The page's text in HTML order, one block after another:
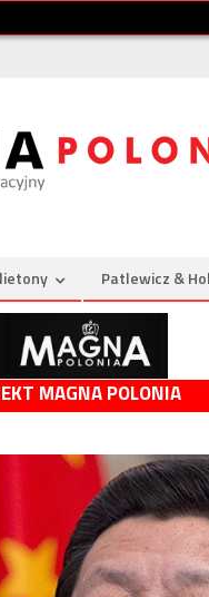
Patlewicz &
MAGNA POLONIA